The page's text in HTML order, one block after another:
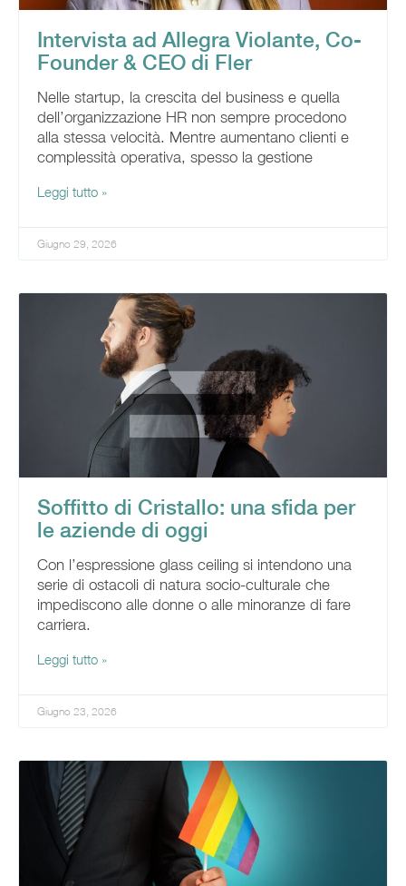
Intervista ad Allegra Violante, Co-
Founder & CEO di Fler
Nelle startup, la crescita del business e quella
dell’organizzazione HR non sempre procedono
alla stessa velocità. Mentre aumentano clienti e
complessità operativa, spesso la gestione
Leggi tutto »
Giugno 29, 2026
Soffitto di Cristallo: una sfida per
le aziende di oggi
Con l’espressione glass ceiling si intendono una
serie di ostacoli di natura socio-culturale che
impediscono alle donne o alle minoranze di fare
carriera.
Leggi tutto »
Giugno 23, 2026